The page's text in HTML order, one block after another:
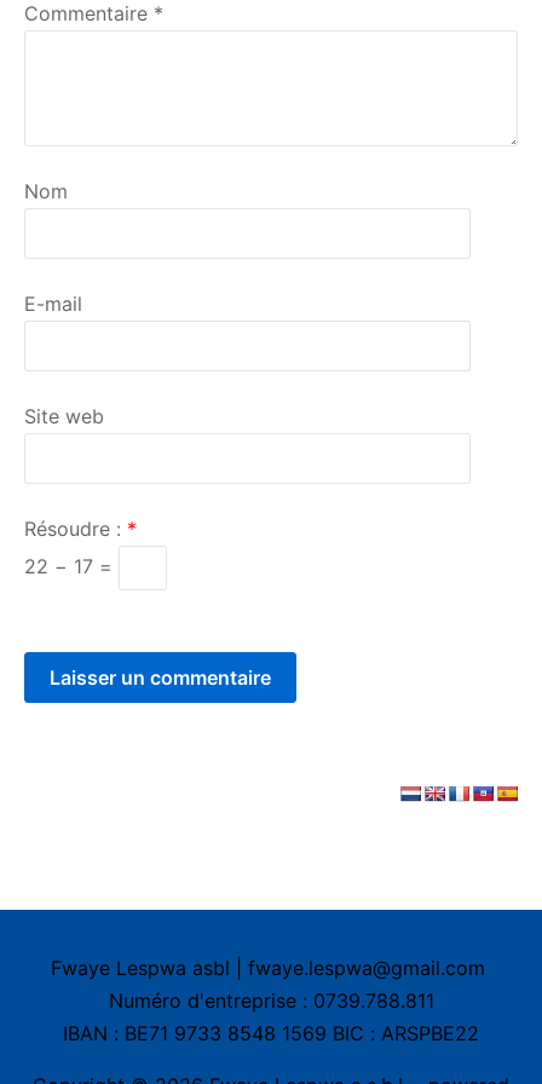
Commentaire *
Nom
E-mail
Site web
Résoudre : *
22 − 17 =
Fwaye Lespwa asbl | fwaye.lespwa@gmail.com
Numéro d'entreprise : 0739.788.811
IBAN : BE71 9733 8548 1569 BIC : ARSPBE22